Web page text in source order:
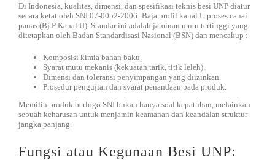
Di Indonesia, kualitas, dimensi, dan spesifikasi teknis besi UNP diatur
secara ketat oleh SNI 07-0052-2006: Baja profil kanal U proses canai
panas (Bj P Kanal U). Standar ini adalah jaminan mutu tertinggi yang
ditetapkan oleh Badan Standardisasi Nasional (BSN) dan mencakup :
Komposisi kimia bahan baku.
Syarat mutu mekanis (kekuatan tarik, titik leleh).
Dimensi dan toleransi penyimpangan yang diizinkan.
Prosedur pengujian dan syarat penandaan pada produk.
Memilih produk berlogo SNI bukan hanya soal kepatuhan, melainkan
sebuah keharusan untuk menjamin keamanan dan keandalan struktur
jangka panjang.
Fungsi atau Kegunaan Besi UNP: